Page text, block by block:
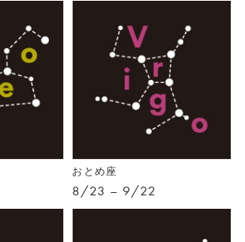
おとめ座
8/23 – 9/22